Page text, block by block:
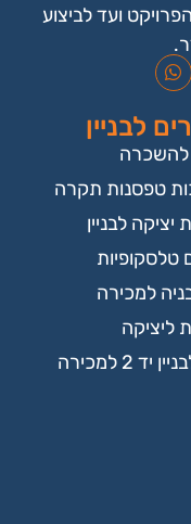
לבניין
להשכרה
טפסנות תקרה
יציקה לבניין
טלסקופיות
למכירה
ליציקה
יד 2 למכירה
ועד לביצוע